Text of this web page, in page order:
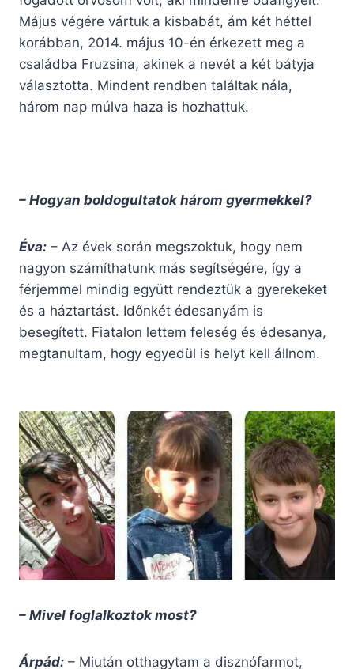
Május végére vártuk a kisbabát, ám két héttel
korábban, 2014. május 10-én érkezett meg a
családba Fruzsina, akinek a nevét a két bátyja
választotta. Mindent rendben találtak nála,
három nap múlva haza is hozhattuk.
– Hogyan boldogultatok három gyermekkel?
Éva: – Az évek során megszoktuk, hogy nem
nagyon számíthatunk más segítségére, így a
férjemmel mindig együtt rendeztük a gyerekeket
és a háztartást. Időnkét édesanyám is
besegített. Fiatalon lettem feleség és édesanya,
megtanultam, hogy egyedül is helyt kell állnom.
– Mivel foglalkoztok most?
Árpád: – Miután otthagytam a disznófarmot,